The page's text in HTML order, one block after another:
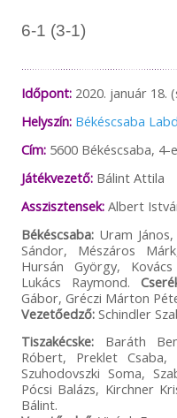
6-1 (3-1)
Időpont:2020. január 18.
Helyszín: Békéscsaba
Cím:5600 Békéscsaba, 4-
Játékvezető:Bálint Attila
Asszisztensek:Albert
Békéscsaba:Uram János,
Sándor, Mészáros
Hursán György,
Lukács Raymond.
Gábor, Gréczi Márton
Vezetőedző:Schindler
Tiszakécske:Baráth
Róbert, Preklet
Szuhodovszki Soma,
Pócsi Balázs, Kirchner
Bálint.